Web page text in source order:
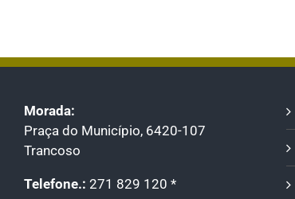
Morada:
Praça do Município, 6420-107
Trancoso
Telefone.: 271 829 120 *